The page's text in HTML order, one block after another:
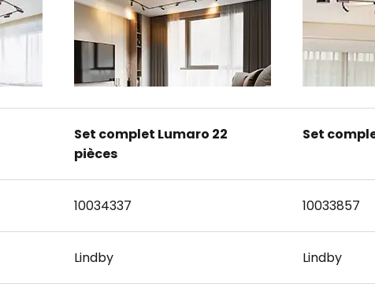
Set complet Lumaro 22
pièces
Set
10034337 10033857
Lindby Lindby